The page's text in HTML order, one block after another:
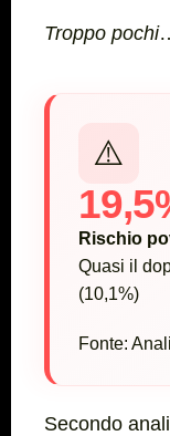
Troppo pochi
⚠️
Rischio
Quasi il
(10,1%)
Fonte:
Secondo